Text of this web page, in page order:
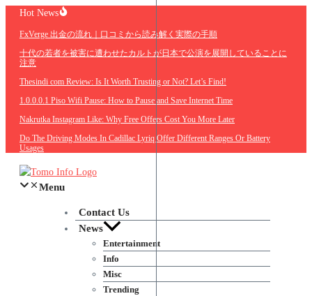
Skip
content
Hot News
FxVerge 出金の流れ｜口コミから読み解く実際の手順
十代の若者を被害に遭わせたカルトが日本で公演を展開していることに
注意
Thesindi com Review: Is It Worth Trusting or Not? Let’s Find!
1.0.0.0.1 Piso Wifi Pause: How to Pause and Save Internet Time
Nakrutka Instagram Like: Why Free Offers Cost You More Later
Do The Driving Modes In Cadillac Lyriq Offer Different Ranges Or Battery
Usages
Menu
Contact Us
News
Entertainment
Info
Misc
Trending